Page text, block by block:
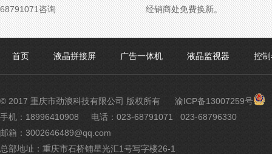
68791071咨询
经销商处免费换新。
首页 液晶拼接屏 广告一体机 液晶监视器 控
© 2017 重庆市劲浪科技有限公司 版权所有 渝ICP备13007259号 渝
手机：18996410908
电话：023-68791071 023-68796330
邮箱：3002646489@qq.com
总部地址：重庆市石桥铺星光汇1号写字楼26-1